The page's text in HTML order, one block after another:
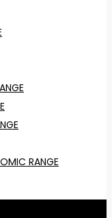
RANGE